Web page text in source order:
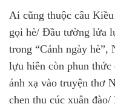
Ai cũng thuộc câu
gọi hè/ Đầu tường lửa
trong “Cảnh ngày hè”,
lựu hiên còn phun thức
ánh xạ vào truyện thơ
chen thu cúc xuân